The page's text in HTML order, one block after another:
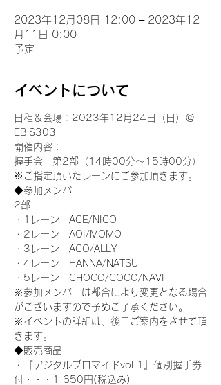
2023年12月08日 12:00 – 2023年12
月11日 0:00
予定
イベントについて
日程＆会場：2023年12月24日（日）＠
EBiS303
開催内容：
握手会　第2部（14時00分～15時00分）
※ご指定頂いたレーンにご参加頂きます。
◆参加メンバー
2部
・1レーン　ACE/NICO
・2レーン　AOI/MOMO
・3レーン　ACO/ALLY
・4レーン　HANNA/NATSU
・5レーン　CHOCO/COCO/NAVI
※参加メンバーは都合により変更となる場合
がございますので予めご了承ください。
※イベントの詳細は、後日ご案内をさせて頂
きます。
◆販売商品
・『デジタルブロマイドvol.1』個別握手券
付・・・1,650円(税込み)